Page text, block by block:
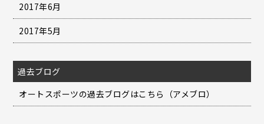
2017年6月
2017年5月
過去ブログ
オートスポーツの過去ブログはこちら（アメブロ）